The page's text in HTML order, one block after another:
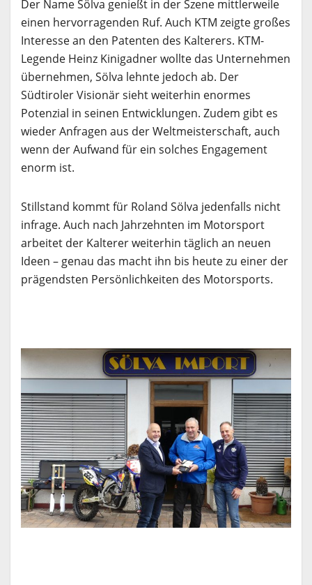
Der Name Sölva genießt in der Szene mittlerweile
einen hervorragenden Ruf. Auch KTM zeigte großes
Interesse an den Patenten des Kalterers. KTM-
Legende Heinz Kinigadner wollte das Unternehmen
übernehmen, Sölva lehnte jedoch ab. Der
Südtiroler Visionär sieht weiterhin enormes
Potenzial in seinen Entwicklungen. Zudem gibt es
wieder Anfragen aus der Weltmeisterschaft, auch
wenn der Aufwand für ein solches Engagement
enorm ist.
Stillstand kommt für Roland Sölva jedenfalls nicht
infrage. Auch nach Jahrzehnten im Motorsport
arbeitet der Kalterer weiterhin täglich an neuen
Ideen – genau das macht ihn bis heute zu einer der
prägendsten Persönlichkeiten des Motorsports.